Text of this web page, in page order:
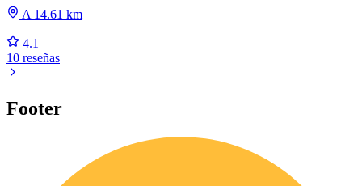
A 14.61 km
4.1
10 reseñas
Footer